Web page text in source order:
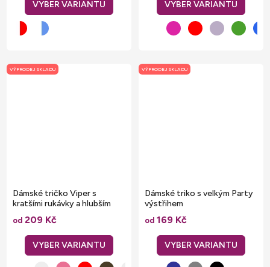
VÝPRODEJ SKLADU
Dámské tričko Viper s
kratšími rukávky a hlubším
od 209 Kč
VÝPRODEJ SKLADU
Dámské triko s velkým Party
výstřihem
od 169 Kč